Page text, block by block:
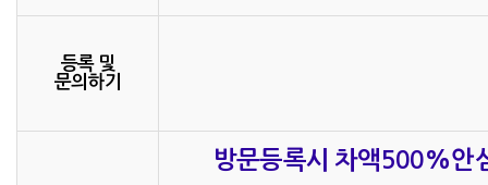
등록 및
문의하기
방문등록시 차액500%안